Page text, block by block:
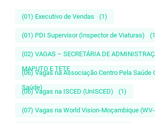
(01) Executivo de Vendas (1)
(01) PDI Supervisor (Inspector de Viaturas)
(02) VAGAS – SECRETÁRIA DE
MAPUTO E TETE
(06) Vagas na Associação Centro Pela Saúde
Saúde)
(06) Vagas na ISCED (UnISCED) (1)
(07) Vagas na World Vision-Moçambique